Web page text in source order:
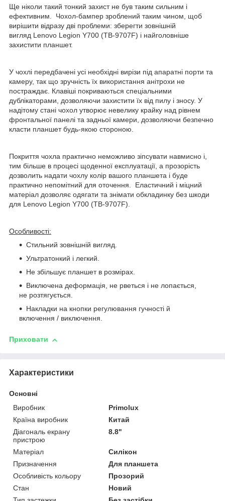
Ще ніколи такий тонкий захист не був таким сильним і
ефективним. Чохол-бампер зроблений таким чином, щоб
вирішити відразу дві проблеми: зберегти зовнішній
вигляд Lenovo Legion Y700 (TB-9707F) і найголовніше
захистити планшет.
У чохлі передбачені усі необхідні вирізи під апаратні порти та
камеру, так що зручність їх використання анітрохи не
постраждає. Клавіші покриваються спеціальними
дублікаторами, дозволяючи захистити їх від пилу і зносу. У
надітому стані чохол утворює невелику крайку над рівнем
фронтальної панелі та задньої камери, дозволяючи безпечно
класти планшет будь-якою стороною.
Покриття чохла практично неможливо зіпсувати навмисно і,
тим більше в процесі щоденної експлуатації, а прозорість
дозволить надати чохлу колір вашого планшета і буде
практично непомітний для оточення. Еластичний і міцний
матеріал дозволяє одягати та знімати обкладинку без шкоди
для Lenovo Legion Y700 (TB-9707F).
Особливості:
Стильний зовнішній вигляд.
Ультратонкий і легкий.
Не збільшує планшет в розмірах.
Виключена деформація, не рветься і не лопається,
не розтягується.
Накладки на кнопки регулювання гучності й
включення / виключення.
Приховати
Характеристики
Основні
Виробник
Primolux
Країна виробник
Китай
Діагональ екрану
пристрою
8.8"
Матеріал
Силікон
Призначення
Для планшета
Особливість кольору
Прозорий
Стан
Новий